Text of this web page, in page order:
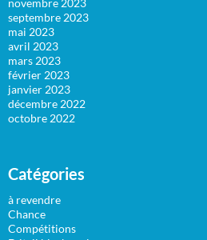
novembre 2023
septembre 2023
mai 2023
avril 2023
mars 2023
février 2023
janvier 2023
décembre 2022
octobre 2022
Catégories
à revendre
Chance
Compétitions